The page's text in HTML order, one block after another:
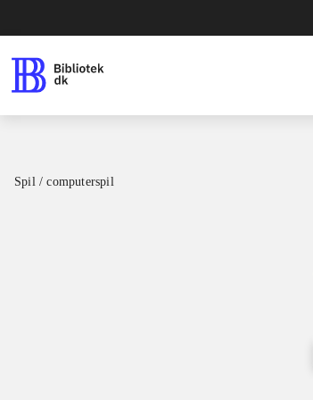
Spil / computerspil